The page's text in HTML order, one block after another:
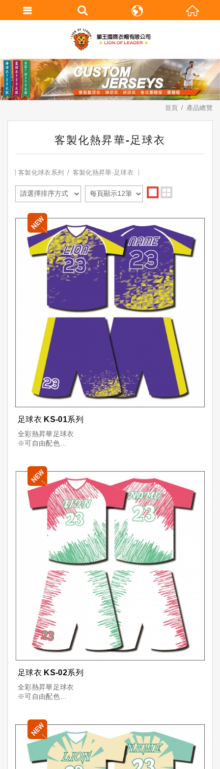
首頁 產品總覽
客製化熱昇華-足球衣
客製化球衣系列 客製化熱昇華-足球衣
足球衣 KS-01系列
全彩熱昇華足球衣
※可自由配色
台灣製造，品質保證
少量可訂，量多更優惠
足球衣 KS-02系列
全彩熱昇華足球衣
※可自由配色
台灣製造，品質保證
少量可訂，量多更優惠